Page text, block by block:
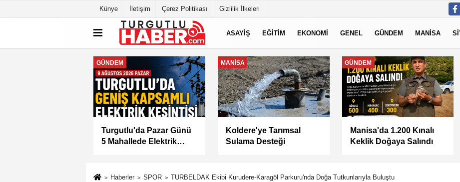
Künye İletişim Çerez Politikası Gizlilik İlkeleri
ASAYİŞ EĞİTİM EKONOMİ GENEL GÜNDEM MANİSA
MANİSA
Manisa Büyükşehir
Belediyesi “Sağlıklı
MANİSA
Keli Mahallesi'nde Asfalt
Çalışması Tamamlandı
MANİSA
BAŞKAN ŞİMŞEK
SAHADAKİ
Haberler SPOR TURBELDAK Ekibi Kurudere-Karagöl Parkuru'nda Doğa Tutkunlarıyla Buluştu